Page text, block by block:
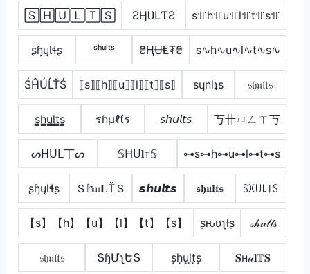
🅂🄷🅄🄻🅃🅂 ƧӇƲԼƬƧ s꜉꜍h꜉꜍u꜉꜍l꜉꜍t꜉꜍s꜉꜍
ʂɧųƖɬʂ ˢʰᵘˡᵗˢ ₴ⱧɄⱠ₮₴ s∿h∿u∿l∿t∿s∿
ŚĤÚĹŤŚ ⟦s⟧⟦h⟧⟦u⟧⟦l⟧⟦t⟧⟦s⟧ sɥnlʇs 𝔰𝔥𝔲𝔩𝔱𝔰
s̳h̳u̳l̳t̳s̳ รɦµℓƭร 𝘴𝘩𝘶𝘭𝘵𝘴 丂卄ㄩㄥㄒ丂
ᔕᕼᑌᒪ丅ᔕ 𝕊Ħᑌ𝐥т𝕊 ⊶s⊶h⊶u⊶l⊶t⊶s
ʂɧųƖɬʂ Ｓ𝕙𝔲𝐋ŤＳ 𝙨𝙝𝙪𝙡𝙩𝙨 𝖘𝖍𝖚𝖑𝖙𝖘 ꇙꁝ꒤꒒꓄ꇙ
【s】【h】【u】【l】【t】【s】 ʂԋυʅƚʂ 𝓈𝒽𝓊𝓁𝓉𝓈
𝔰𝔥𝔲𝔩𝔱𝔰 ՏɧՄʅԵՏ s͙h͙u͙l͙t͙s͙ 𝐒н𝓊𝐥𝕋𝐒